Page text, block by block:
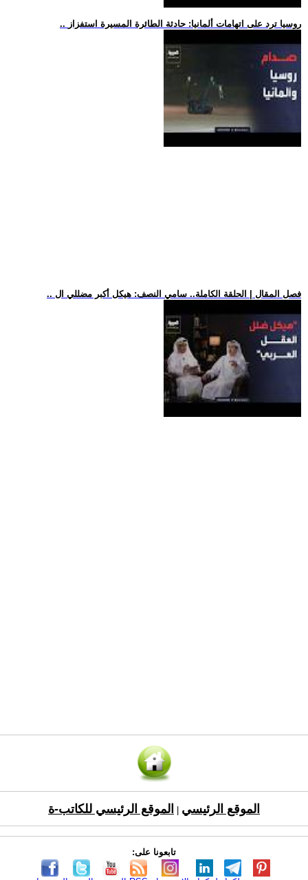
.. روسيا ترد على اتهامات ألمانيا: حادثة الطائرة المسيرة استفزاز
.. فصل المقال | الحلقة الكاملة.. سامي النصف: هيكل أكبر مضللي ال
الموقع الرئيسي الموقع الرئيسي للكاتب-ة
تابعونا على: